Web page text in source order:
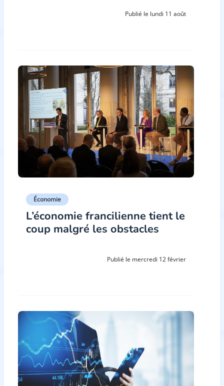
Publié le lundi 11 août
Économie
L’économie francilienne tient le
coup malgré les obstacles
Publié le mercredi 12 février